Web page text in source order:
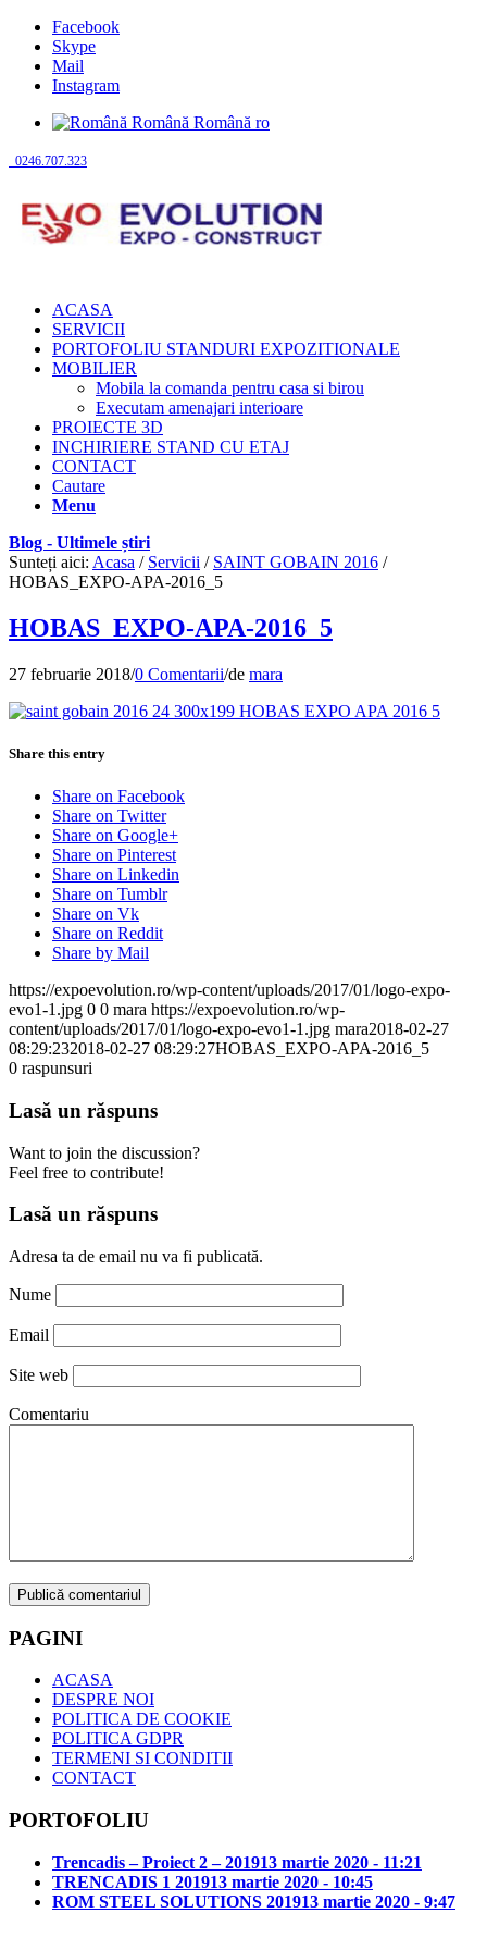
Facebook
Skype
Mail
Instagram
Română Română ro
0246.707.323
ACASA
SERVICII
PORTOFOLIU STANDURI EXPOZITIONALE
MOBILIER
Mobila la comanda pentru casa si birou
Executam amenajari interioare
PROIECTE 3D
INCHIRIERE STAND CU ETAJ
CONTACT
Cautare
Menu
Blog - Ultimele știri
Sunteți aici: Acasa / Servicii / SAINT GOBAIN 2016 /
HOBAS_EXPO-APA-2016_5
HOBAS_EXPO-APA-2016_5
27 februarie 2018/0 Comentarii/de mara
Share this entry
Share on Facebook
Share on Twitter
Share on Google+
Share on Pinterest
Share on Linkedin
Share on Tumblr
Share on Vk
Share on Reddit
Share by Mail
https://expoevolution.ro/wp-content/uploads/2017/01/logo-expo-
evo1-1.jpg 0 0 mara https://expoevolution.ro/wp-
content/uploads/2017/01/logo-expo-evo1-1.jpg mara2018-02-27
08:29:232018-02-27 08:29:27HOBAS_EXPO-APA-2016_5
0 raspunsuri
Lasă un răspuns
Want to join the discussion?
Feel free to contribute!
Lasă un răspuns
Adresa ta de email nu va fi publicată.
Nume
Email
Site web
Comentariu
PAGINI
ACASA
DESPRE NOI
POLITICA DE COOKIE
POLITICA GDPR
TERMENI SI CONDITII
CONTACT
PORTOFOLIU
Trencadis – Proiect 2 – 201913 martie 2020 - 11:21
TRENCADIS 1 201913 martie 2020 - 10:45
ROM STEEL SOLUTIONS 201913 martie 2020 - 9:47